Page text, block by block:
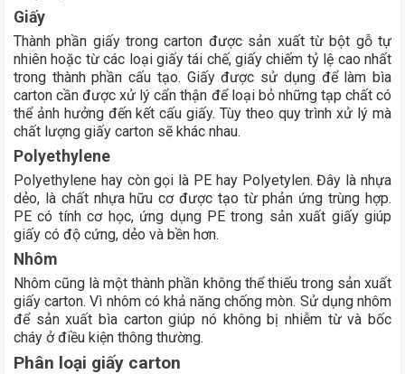
Giấy
Thành phần giấy trong carton được sản xuất từ bột gỗ tự
nhiên hoặc từ các loại giấy tái chế, giấy chiếm tỷ lệ cao nhất
trong thành phần cấu tạo. Giấy được sử dụng để làm bìa
carton cần được xử lý cẩn thận để loại bỏ những tạp chất có
thể ảnh hưởng đến kết cấu giấy. Tùy theo quy trình xử lý mà
chất lượng giấy carton sẽ khác nhau.
Polyethylene
Polyethylene hay còn gọi là PE hay Polyetylen. Đây là nhựa
dẻo, là chất nhựa hữu cơ được tạo từ phản ứng trùng hợp.
PE có tính cơ học, ứng dụng PE trong sản xuất giấy giúp
giấy có độ cứng, dẻo và bền hơn.
Nhôm
Nhôm cũng là một thành phần không thể thiếu trong sản xuất
giấy carton. Vì nhôm có khả năng chống mòn. Sử dụng nhôm
để sản xuất bìa carton giúp nó không bị nhiễm từ và bốc
cháy ở điều kiện thông thường.
Phân loại giấy carton